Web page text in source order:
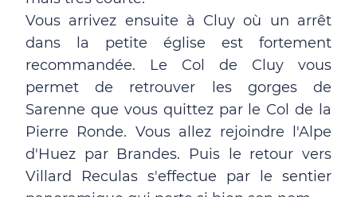
Vous arrivez ensuite à Cluy où un arrêt
dans la petite église est fortement
recommandée. Le Col de Cluy vous
permet de retrouver les gorges de
Sarenne que vous quittez par le Col de la
Pierre Ronde. Vous allez rejoindre l'Alpe
d'Huez par Brandes. Puis le retour vers
Villard Reculas s'effectue par le sentier